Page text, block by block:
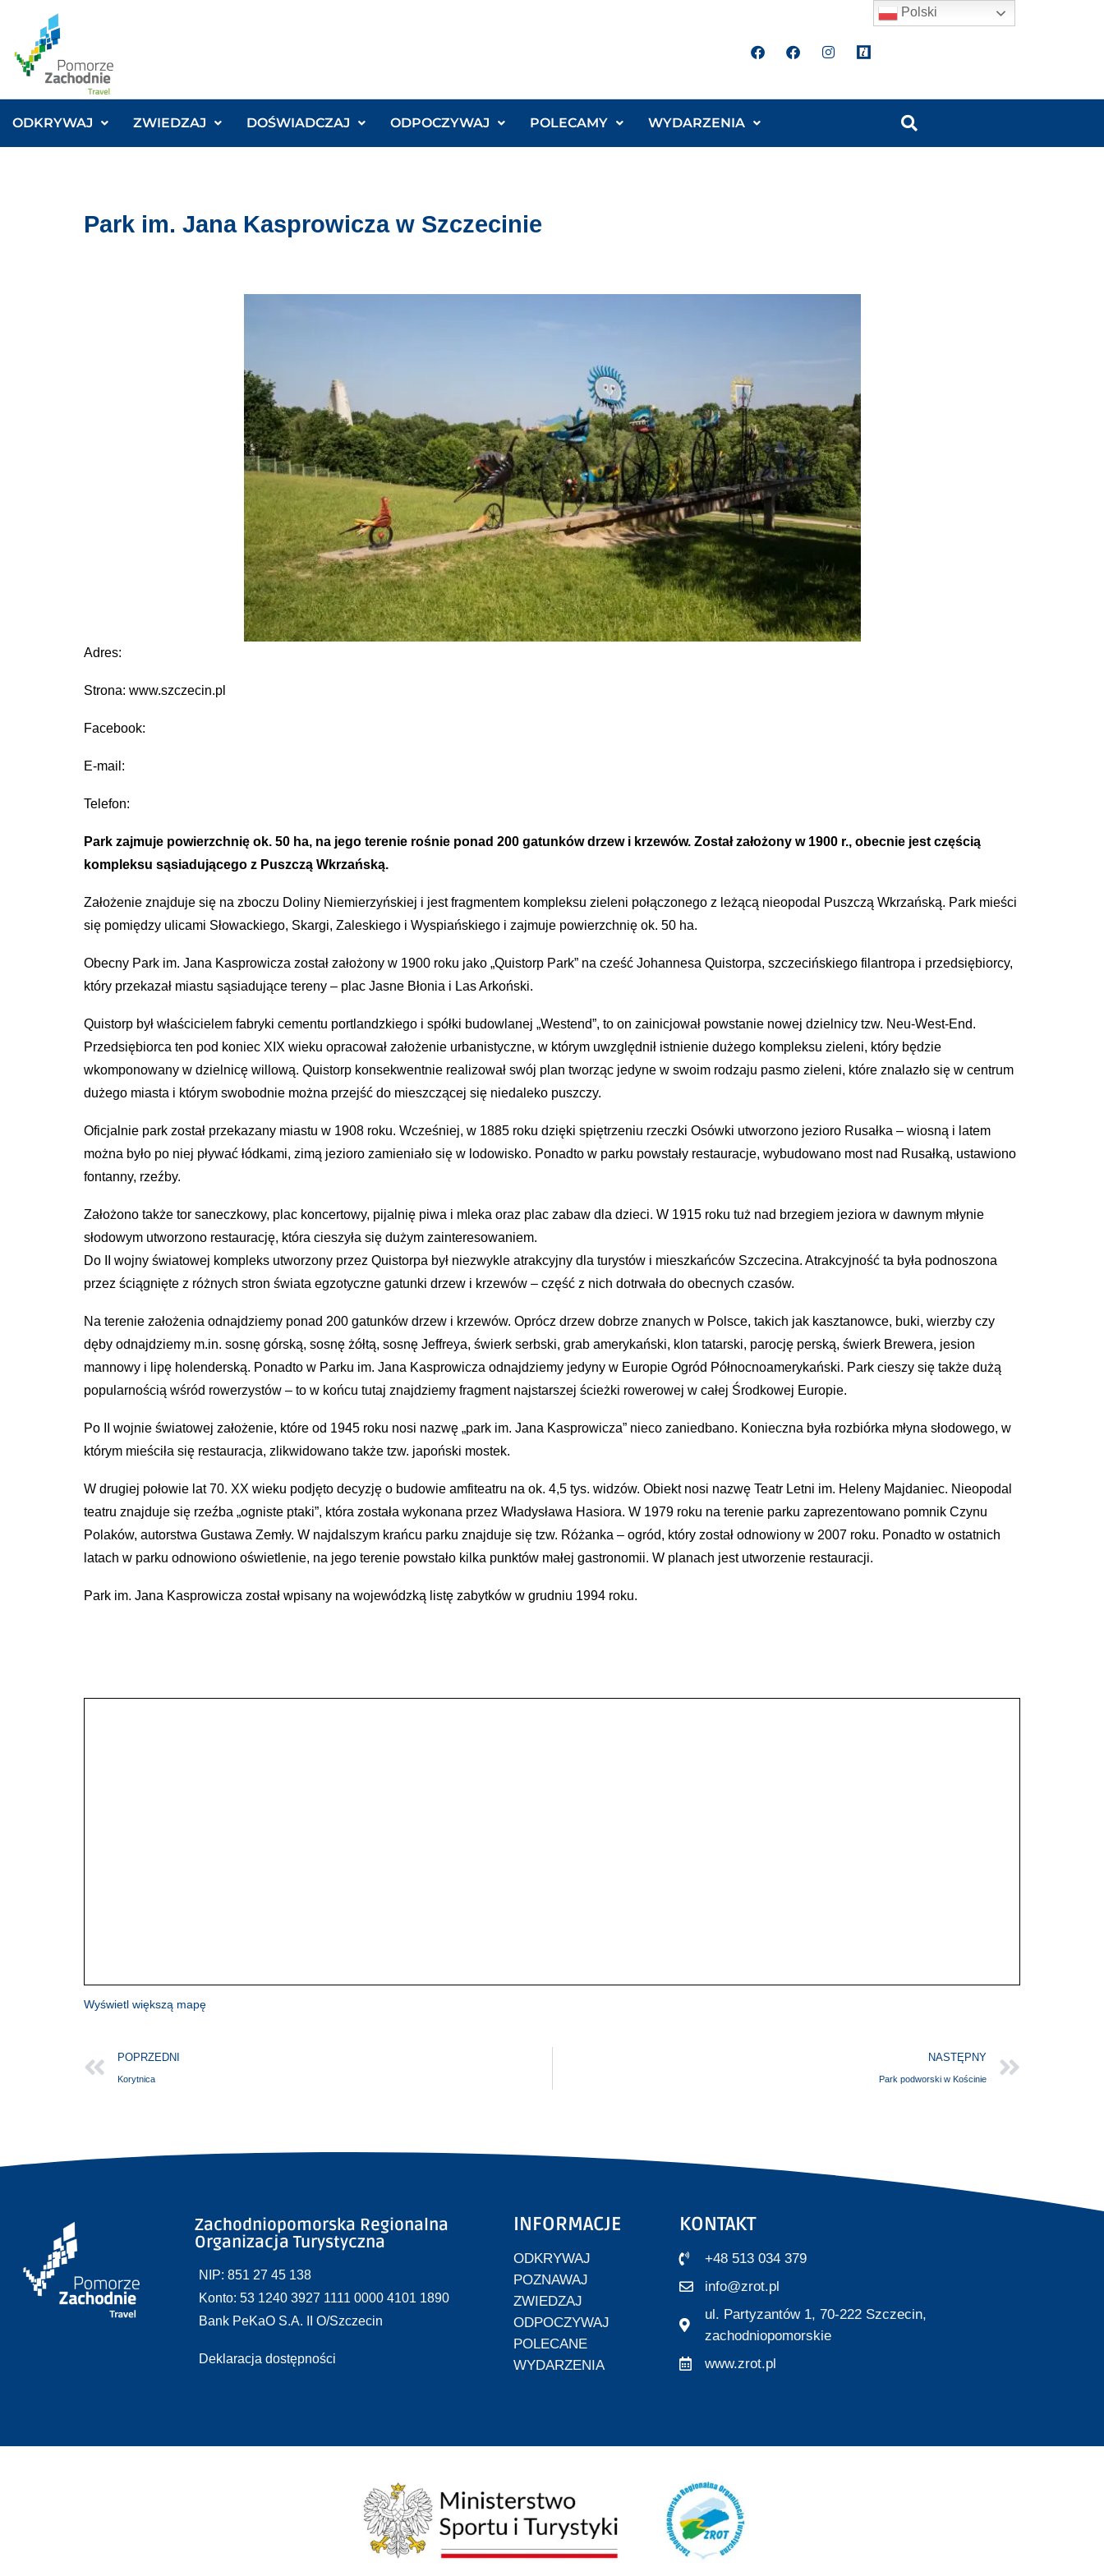
ODKRYWAJ ZWIEDZAJ DOŚWIADCZAJ ODPOCZYWAJ POLECAMY WYDARZENIA
Park im. Jana Kasprowicza w Szczecinie
Adres:
Strona: www.szczecin.pl
Facebook:
E-mail:
Telefon:
Park zajmuje powierzchnię ok. 50 ha, na jego terenie rośnie ponad 200 gatunków drzew i krzewów. Został założony w 1900 r., obecnie jest częścią
kompleksu sąsiadującego z Puszczą Wkrzańską.
Założenie znajduje się na zboczu Doliny Niemierzyńskiej i jest fragmentem kompleksu zieleni połączonego z leżącą nieopodal Puszczą Wkrzańską. Park mieści
się pomiędzy ulicami Słowackiego, Skargi, Zaleskiego i Wyspiańskiego i zajmuje powierzchnię ok. 50 ha.
Obecny Park im. Jana Kasprowicza został założony w 1900 roku jako „Quistorp Park” na cześć Johannesa Quistorpa, szczecińskiego filantropa i przedsiębiorcy,
który przekazał miastu sąsiadujące tereny – plac Jasne Błonia i Las Arkoński.
Quistorp był właścicielem fabryki cementu portlandzkiego i spółki budowlanej „Westend”, to on zainicjował powstanie nowej dzielnicy tzw. Neu-West-End.
Przedsiębiorca ten pod koniec XIX wieku opracował założenie urbanistyczne, w którym uwzględnił istnienie dużego kompleksu zieleni, który będzie
wkomponowany w dzielnicę willową. Quistorp konsekwentnie realizował swój plan tworząc jedyne w swoim rodzaju pasmo zieleni, które znalazło się w centrum
dużego miasta i którym swobodnie można przejść do mieszczącej się niedaleko puszczy.
Oficjalnie park został przekazany miastu w 1908 roku. Wcześniej, w 1885 roku dzięki spiętrzeniu rzeczki Osówki utworzono jezioro Rusałka – wiosną i latem
można było po niej pływać łódkami, zimą jezioro zamieniało się w lodowisko. Ponadto w parku powstały restauracje, wybudowano most nad Rusałką, ustawiono
fontanny, rzeźby.
Założono także tor saneczkowy, plac koncertowy, pijalnię piwa i mleka oraz plac zabaw dla dzieci. W 1915 roku tuż nad brzegiem jeziora w dawnym młynie
słodowym utworzono restaurację, która cieszyła się dużym zainteresowaniem.
Do II wojny światowej kompleks utworzony przez Quistorpa był niezwykle atrakcyjny dla turystów i mieszkańców Szczecina. Atrakcyjność ta była podnoszona
przez ściągnięte z różnych stron świata egzotyczne gatunki drzew i krzewów – część z nich dotrwała do obecnych czasów.
Na terenie założenia odnajdziemy ponad 200 gatunków drzew i krzewów. Oprócz drzew dobrze znanych w Polsce, takich jak kasztanowce, buki, wierzby czy
dęby odnajdziemy m.in. sosnę górską, sosnę żółtą, sosnę Jeffreya, świerk serbski, grab amerykański, klon tatarski, parocję perską, świerk Brewera, jesion
mannowy i lipę holenderską. Ponadto w Parku im. Jana Kasprowicza odnajdziemy jedyny w Europie Ogród Północnoamerykański. Park cieszy się także dużą
popularnością wśród rowerzystów – to w końcu tutaj znajdziemy fragment najstarszej ścieżki rowerowej w całej Środkowej Europie.
Po II wojnie światowej założenie, które od 1945 roku nosi nazwę „park im. Jana Kasprowicza” nieco zaniedbano. Konieczna była rozbiórka młyna słodowego, w
którym mieściła się restauracja, zlikwidowano także tzw. japoński mostek.
W drugiej połowie lat 70. XX wieku podjęto decyzję o budowie amfiteatru na ok. 4,5 tys. widzów. Obiekt nosi nazwę Teatr Letni im. Heleny Majdaniec. Nieopodal
teatru znajduje się rzeźba „ogniste ptaki”, która została wykonana przez Władysława Hasiora. W 1979 roku na terenie parku zaprezentowano pomnik Czynu
Polaków, autorstwa Gustawa Zemły. W najdalszym krańcu parku znajduje się tzw. Różanka – ogród, który został odnowiony w 2007 roku. Ponadto w ostatnich
latach w parku odnowiono oświetlenie, na jego terenie powstało kilka punktów małej gastronomii. W planach jest utworzenie restauracji.
Park im. Jana Kasprowicza został wpisany na wojewódzką listę zabytków w grudniu 1994 roku.
Wyświetl większą mapę
POPRZEDNI
Korytnica
NASTĘPNY
Park podworski w Kościnie
Zachodniopomorska Regionalna
Organizacja Turystyczna
NIP: 851 27 45 138
Konto: 53 1240 3927 1111 0000 4101 1890
Bank PeKaO S.A. II O/Szczecin
Deklaracja dostępności
INFORMACJE
ODKRYWAJ
POZNAWAJ
ZWIEDZAJ
ODPOCZYWAJ
POLECANE
WYDARZENIA
KONTAKT
+48 513 034 379
info@zrot.pl
ul. Partyzantów 1, 70-222 Szczecin,
zachodniopomorskie
www.zrot.pl
Polski